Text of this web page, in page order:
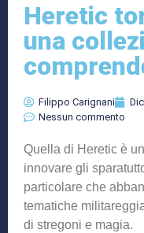
Heretic
una
Filippo Carignani
Nessun commento
Quella di Heretic è
innovare gli
particolare che
tematiche
di stregoni e magia.